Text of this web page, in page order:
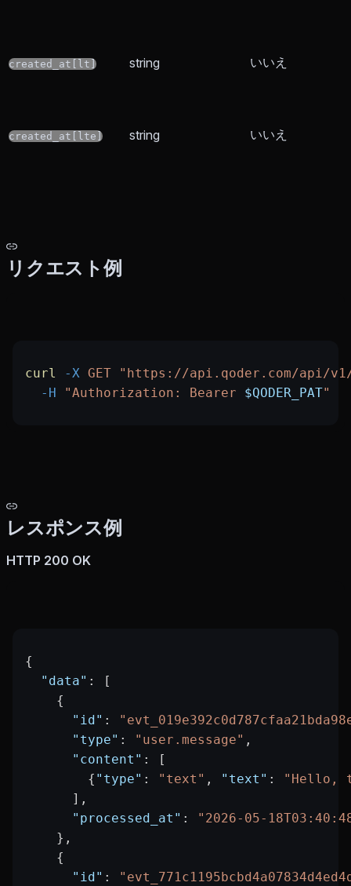
created_at[lt] string いいえ
created_at[lte] string いいえ
リクエスト例
curl -X GET "https://api.qoder.com/api/v1/
  -H
"Authorization: Bearer $QODER_PAT"
レスポンス例
HTTP 200 OK
{
  "data"
: [
    {
      "id"
:
      "type"
: "user.message" ,
      "content"
: [
        {
"type" : "text" , "text" :
"Hello,
      ],
      "processed_at"
:
"2026-05-
    },
    {
      "id"
: